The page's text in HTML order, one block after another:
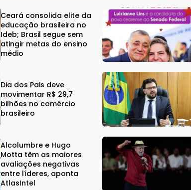
Ceará consolida elite da
educação brasileira no
Ideb; Brasil segue sem
atingir metas do ensino
médio
Dia dos Pais deve
movimentar R$ 29,7
bilhões no comércio
brasileiro
Alcolumbre e Hugo
Motta têm as maiores
avaliações negativas
entre líderes, aponta
AtlasIntel